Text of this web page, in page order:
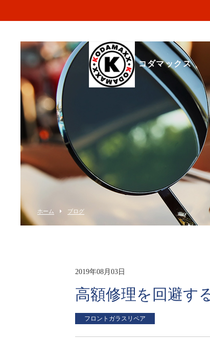
コダマックス
ホーム ブログ
2019年08月03日
高額修理を回避す
フロントガラスリペア